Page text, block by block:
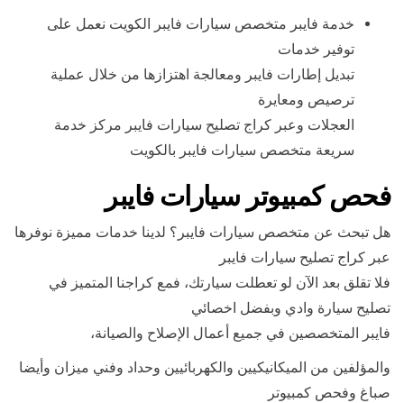
خدمة فايبر متخصص سيارات فايبر الكويت نعمل على
توفير خدمات
تبديل إطارات فايبر ومعالجة اهتزازها من خلال عملية
ترصيص ومعايرة
العجلات وعبر كراج تصليح سيارات فايبر مركز خدمة
سريعة متخصص سيارات فايبر بالكويت
فحص كمبيوتر سيارات فايبر
هل تبحث عن متخصص سيارات فايبر؟ لدينا خدمات مميزة نوفرها
عبر كراج تصليح سيارات فايبر
فلا تقلق بعد الآن لو تعطلت سيارتك، فمع كراجنا المتميز في
تصليح سيارة وادي وبفضل اخصائي
فايبر المتخصصين في جميع أعمال الإصلاح والصيانة،
والمؤلفين من الميكانيكيين والكهربائيين وحداد وفني ميزان وأيضا
صباغ وفحص كمبيوتر